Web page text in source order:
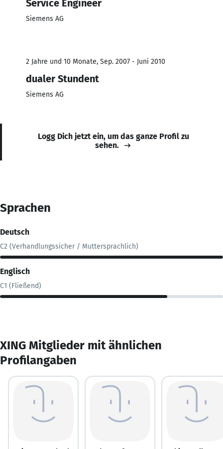
Service Engineer
Siemens AG
2 Jahre und 10 Monate, Sep. 2007 - Juni 2010
dualer Stundent
Siemens AG
Logg Dich jetzt ein, um das ganze Profil zu
sehen.
Sprachen
Deutsch
C2 (Verhandlungssicher / Muttersprachlich)
Englisch
C1 (Fließend)
XING Mitglieder mit ähnlichen
Profilangaben